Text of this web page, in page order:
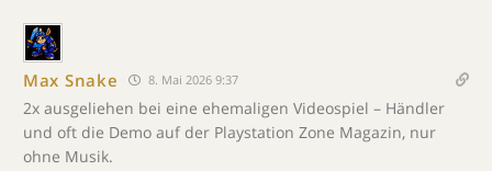
Max Snake 8. Mai 2026 9:37
2x ausgeliehen bei eine ehemaligen Videospiel – Händler
und oft die Demo auf der Playstation Zone Magazin, nur
ohne Musik.